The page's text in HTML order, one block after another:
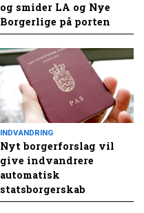
og smider LA og Nye
Borgerlige på porten
INDVANDRING
Nyt borgerforslag vil
give indvandrere
automatisk
statsborgerskab